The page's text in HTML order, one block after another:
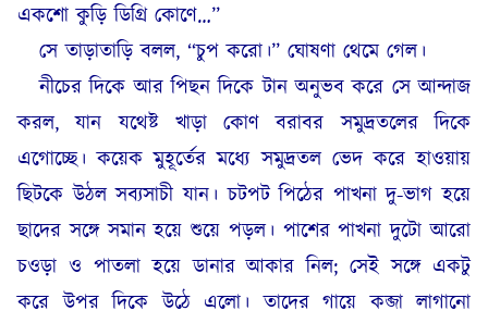
একশো কুড়ি ডিগ্রি কোণে…”
সে তাড়াতাড়ি বলল, “চুপ করো।” ঘোষণা থেমে গেল।
নীচের দিকে আর পিছন দিকে টান অনুভব করে সে আন্দাজ
করল, যান যথেষ্ট খাড়া কোণ বরাবর সমুদ্রতলের দিকে
এগোচ্ছে। কয়েক মুহূর্তের মধ্যে সমুদ্রতল ভেদ করে হাওয়ায়
ছিটকে উঠল সব্যসাচী যান। চটপট পিঠের পাখনা দু-ভাগ হয়ে
ছাদের সঙ্গে সমান হয়ে শুয়ে পড়ল। পাশের পাখনা দুটো আরো
চওড়া ও পাতলা হয়ে ডানার আকার নিল; সেই সঙ্গে একটু
করে উপর দিকে উঠে এলো। তাদের গায়ে কব্জা লাগানো